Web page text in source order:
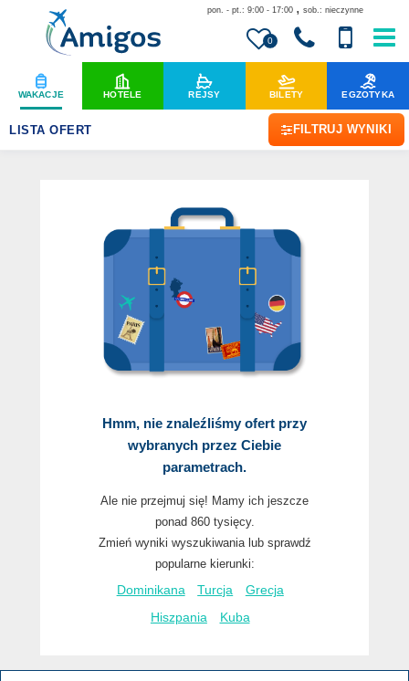
0
pon. - pt.: 9:00 - 17:00 , sob.: nieczynne
WAKACJE HOTELE REJSY BILETY EGZOTYKA
LISTA OFERT FILTRUJ WYNIKI
Hmm, nie znaleźliśmy ofert przy
wybranych przez Ciebie
parametrach.
Ale nie przejmuj się! Mamy ich jeszcze
ponad 860 tysięcy.
Zmień wyniki wyszukiwania lub sprawdź
popularne kierunki:
Dominikana
Turcja Grecja
Hiszpania Kuba